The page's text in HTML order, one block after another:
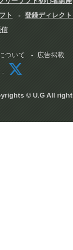
ト
登録ディレク
ついて 広告掲載
© U.G All